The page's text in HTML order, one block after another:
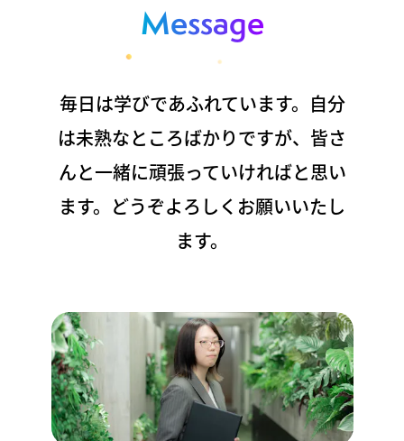
Message
毎日は学びであふれています。自分
は未熟なところばかりですが、皆さ
んと一緒に頑張っていければと思い
ます。どうぞよろしくお願いいたし
ます。